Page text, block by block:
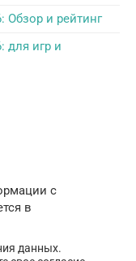
Обзор и рейтинг
для игр и
с
в
данных.